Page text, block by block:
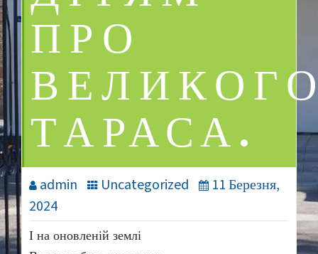
ПРО
ТАРАСА.
admin Uncategorized
11 Березня,
2024
І на оновленій землі